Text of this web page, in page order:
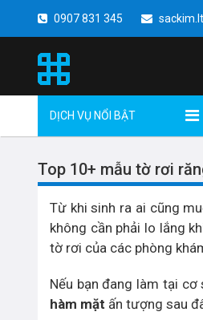
0907 831 345
DỊCH VỤ NỔI BẬT
Top 10+ mẫu tờ rơi
Từ khi sinh ra ai cũng
không cần phải lo lắng
tờ rơi của các phòng
Nếu bạn đang làm tại
hàm mặt ấn tượng sau